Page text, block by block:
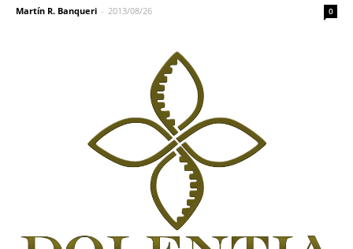
Martín R. Banqueri - 2013/08/26 0